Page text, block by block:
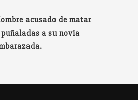
acusado de matar
a su novia